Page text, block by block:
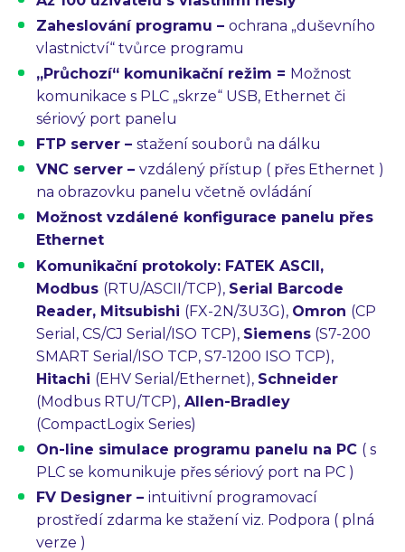
Zaheslování programu – ochrana „duševního
vlastnictví“ tvůrce programu
„Průchozí“ komunikační režim = Možnost
komunikace s PLC „skrze“ USB, Ethernet či
sériový port panelu
FTP server – stažení souborů na dálku
VNC server – vzdálený přístup ( přes Ethernet )
na obrazovku panelu včetně ovládání
Možnost vzdálené konfigurace panelu přes
Ethernet
Komunikační protokoly: FATEK ASCII,
Modbus (RTU/ASCII/TCP), Serial Barcode
Reader, Mitsubishi (FX-2N/3U3G), Omron (CP
Serial, CS/CJ Serial/ISO TCP), Siemens (S7-200
SMART Serial/ISO TCP, S7-1200 ISO TCP),
Hitachi (EHV Serial/Ethernet), Schneider
(Modbus RTU/TCP), Allen-Bradley
(CompactLogix Series)
On-line simulace programu panelu na PC ( s
PLC se komunikuje přes sériový port na PC )
FV Designer – intuitivní programovací
prostředí zdarma ke stažení viz. Podpora ( plná
verze )